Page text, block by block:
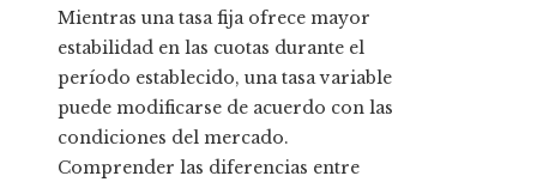
Mientras una tasa fija ofrece mayor
estabilidad en las cuotas durante el
período establecido, una tasa variable
puede modificarse de acuerdo con las
condiciones del mercado.
Comprender las diferencias entre